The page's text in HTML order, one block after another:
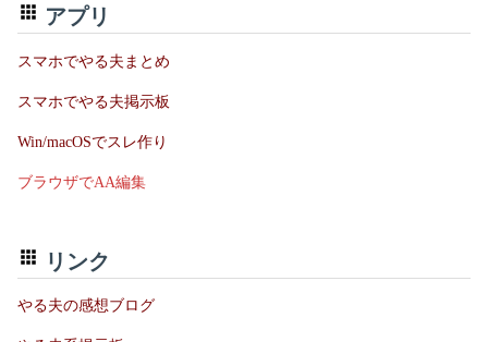
アプリ
スマホでやる夫まとめ
スマホでやる夫掲示板
Win/macOSでスレ作り
ブラウザでAA編集
リンク
やる夫の感想ブログ